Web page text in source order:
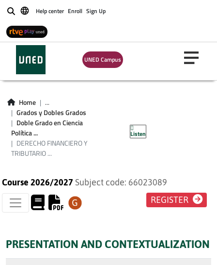
BuscarHelp center Enroll Sign Up
UNED Campus
Home
...
Grados y Dobles Grados
Doble Grado en Ciencia
Política ...
DERECHO FINANCIERO Y
TRIBUTARIO ...
Listen
DERECHO
FINANCIERO Y
TRIBUTARIO II.1:
IMPOSICIÓN
DIRECTA
Course 2026/2027 Subject code: 66023089
REGISTER
PRESENTATION AND CONTEXTUALIZATION